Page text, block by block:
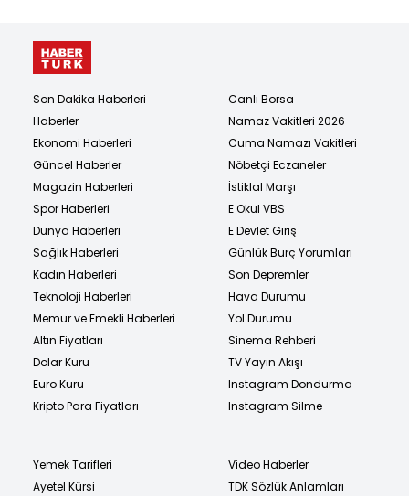
Son Dakika Haberleri
Haberler
Ekonomi Haberleri
Güncel Haberler
Magazin Haberleri
Spor Haberleri
Dünya Haberleri
Sağlık Haberleri
Kadın Haberleri
Teknoloji Haberleri
Memur ve Emekli Haberleri
Altın Fiyatları
Dolar Kuru
Euro Kuru
Kripto Para Fiyatları
Canlı Borsa
Namaz Vakitleri 2026
Cuma Namazı Vakitleri
Nöbetçi Eczaneler
İstiklal Marşı
E Okul VBS
E Devlet Giriş
Günlük Burç Yorumları
Son Depremler
Hava Durumu
Yol Durumu
Sinema Rehberi
TV Yayın Akışı
Instagram Dondurma
Instagram Silme
Yemek Tarifleri
Ayetel Kürsi
Video Haberler
TDK Sözlük Anlamları